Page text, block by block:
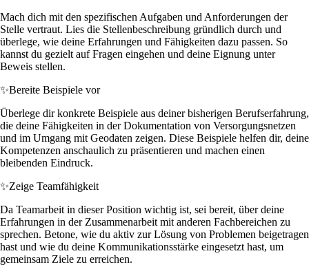
Mach dich mit den spezifischen Aufgaben und Anforderungen der
Stelle vertraut. Lies die Stellenbeschreibung gründlich durch und
überlege, wie deine Erfahrungen und Fähigkeiten dazu passen. So
kannst du gezielt auf Fragen eingehen und deine Eignung unter
Beweis stellen.
✨Bereite Beispiele vor
Überlege dir konkrete Beispiele aus deiner bisherigen Berufserfahrung,
die deine Fähigkeiten in der Dokumentation von Versorgungsnetzen
und im Umgang mit Geodaten zeigen. Diese Beispiele helfen dir, deine
Kompetenzen anschaulich zu präsentieren und machen einen
bleibenden Eindruck.
✨Zeige Teamfähigkeit
Da Teamarbeit in dieser Position wichtig ist, sei bereit, über deine
Erfahrungen in der Zusammenarbeit mit anderen Fachbereichen zu
sprechen. Betone, wie du aktiv zur Lösung von Problemen beigetragen
hast und wie du deine Kommunikationsstärke eingesetzt hast, um
gemeinsam Ziele zu erreichen.